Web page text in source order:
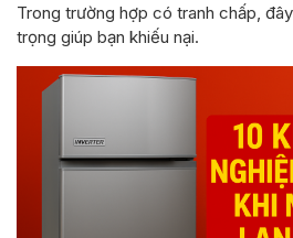
Trong trường hợp có tranh chấp,
trọng giúp bạn khiếu nại.